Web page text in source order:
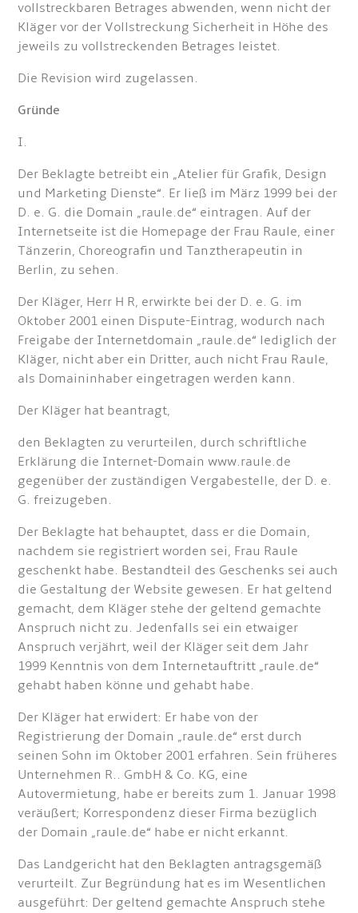
vollstreckbaren Betrages abwenden, wenn nicht der
Kläger vor der Vollstreckung Sicherheit in Höhe des
jeweils zu vollstreckenden Betrages leistet.
Die Revision wird zugelassen.
Gründe
I.
Der Beklagte betreibt ein „Atelier für Grafik, Design
und Marketing Dienste“. Er ließ im März 1999 bei der
D. e. G. die Domain „raule.de“ eintragen. Auf der
Internetseite ist die Homepage der Frau Raule, einer
Tänzerin, Choreografin und Tanztherapeutin in
Berlin, zu sehen.
Der Kläger, Herr H R, erwirkte bei der D. e. G. im
Oktober 2001 einen Dispute-Eintrag, wodurch nach
Freigabe der Internetdomain „raule.de“ lediglich der
Kläger, nicht aber ein Dritter, auch nicht Frau Raule,
als Domaininhaber eingetragen werden kann.
Der Kläger hat beantragt,
den Beklagten zu verurteilen, durch schriftliche
Erklärung die Internet-Domain www.raule.de
gegenüber der zuständigen Vergabestelle, der D. e.
G. freizugeben.
Der Beklagte hat behauptet, dass er die Domain,
nachdem sie registriert worden sei, Frau Raule
geschenkt habe. Bestandteil des Geschenks sei auch
die Gestaltung der Website gewesen. Er hat geltend
gemacht, dem Kläger stehe der geltend gemachte
Anspruch nicht zu. Jedenfalls sei ein etwaiger
Anspruch verjährt, weil der Kläger seit dem Jahr
1999 Kenntnis von dem Internetauftritt „raule.de“
gehabt haben könne und gehabt habe.
Der Kläger hat erwidert: Er habe von der
Registrierung der Domain „raule.de“ erst durch
seinen Sohn im Oktober 2001 erfahren. Sein früheres
Unternehmen R.. GmbH & Co. KG, eine
Autovermietung, habe er bereits zum 1. Januar 1998
veräußert; Korrespondenz dieser Firma bezüglich
der Domain „raule.de“ habe er nicht erkannt.
Das Landgericht hat den Beklagten antragsgemäß
verurteilt. Zur Begründung hat es im Wesentlichen
ausgeführt: Der geltend gemachte Anspruch stehe